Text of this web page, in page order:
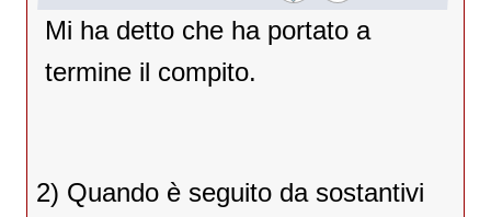
Mi ha detto che ha portato a
termine il compito.
2) Quando è seguito da sostantivi